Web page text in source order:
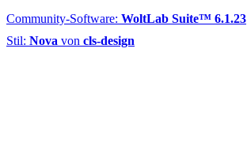
Community-Software: WoltLab Suite™ 6.1.23
Stil: Nova von cls-design